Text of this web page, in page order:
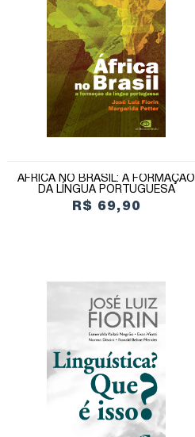
ÁFRICA NO BRASIL: A FORMAÇÃO
DA LÍNGUA PORTUGUESA
R$ 69,90